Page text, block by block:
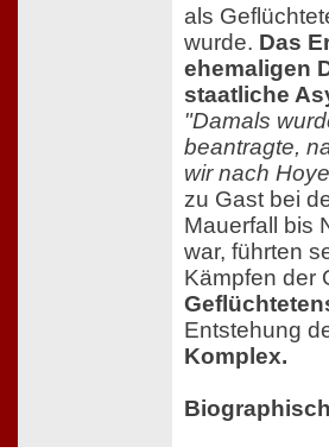
als
wurde. Das
ehemaligen
staatliche
"Damals
beantragte,
wir nach
zu Gast bei
Mauerfall bis
war, führten
Kämpfen der
Entstehung
Komplex.